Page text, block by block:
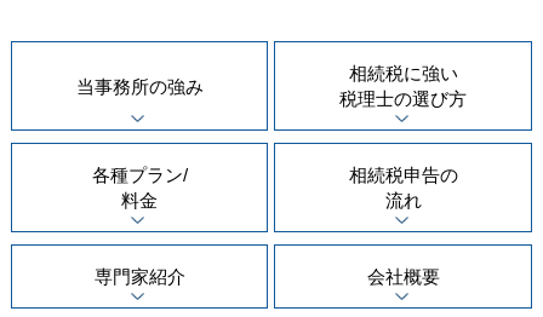
当事務所の強み
相続税に強い
税理士の選び方
各種プラン/
料金
相続税申告の
流れ
専門家紹介 会社概要